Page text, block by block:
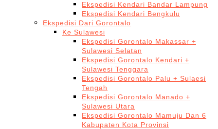
Ekspedisi Kendari Bandar Lampung
Ekspedisi Kendari Bengkulu
Ekspedisi Dari Gorontalo
Ke Sulawesi
Ekspedisi Gorontalo Makassar +
Sulawesi Selatan
Ekspedisi Gorontalo Kendari +
Sulawesi Tenggara
Ekspedisi Gorontalo Palu + Sulaesi
Tengah
Ekspedisi Gorontalo Manado +
Sulawesi Utara
Ekspedisi Gorontalo Mamuju Dan 6
Kabupaten Kota Provinsi